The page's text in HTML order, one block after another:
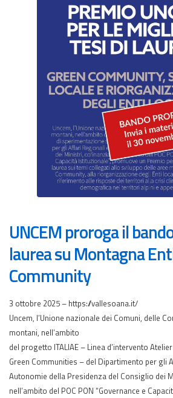
UNCEM proroga il
laurea su Montagna
Community
3 ottobre 2025 – https://vallesoana.it/
Uncem, l’Unione nazionale dei Comuni, delle
montani, nell’ambito
del progetto ITALIAE – Linea d’intervento
Green Communities – del Dipartimento per gli
Autonomie della Presidenza del Consiglio dei
nell’ambito del POC PON “Governance e